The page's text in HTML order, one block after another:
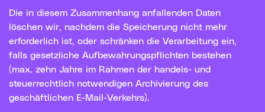
Die in diesem Zusammenhang anfallenden Daten
löschen wir, nachdem die Speicherung nicht mehr
erforderlich ist, oder schränken die Verarbeitung ein,
falls gesetzliche Aufbewahrungspflichten bestehen
(max. zehn Jahre im Rahmen der handels- und
steuerrechtlich notwendigen Archivierung des
geschäftlichen E-Mail-Verkehrs).